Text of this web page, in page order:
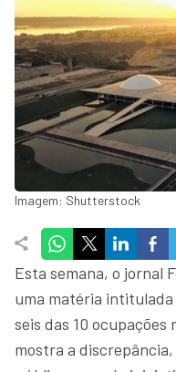
Imagem: Shutterstock
Esta semana, o jornal
uma matéria
seis das 10 ocupações
mostra a